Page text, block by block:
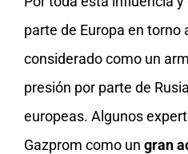
parte de Europa en torno
considerado como un
presión por parte de
europeas. Algunos
Gazprom como un gran